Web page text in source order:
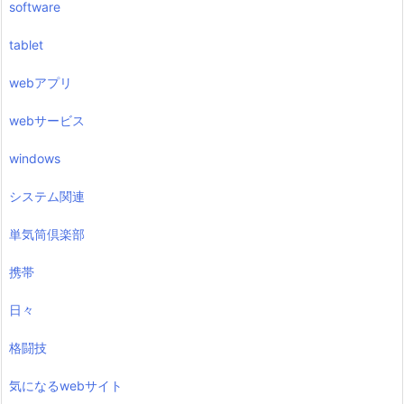
software
tablet
webアプリ
webサービス
windows
システム関連
単気筒倶楽部
携帯
日々
格闘技
気になるwebサイト